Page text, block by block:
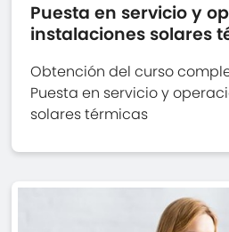
Puesta en servicio y
instalaciones solares
Obtención del curso
Puesta en servicio y
solares térmicas